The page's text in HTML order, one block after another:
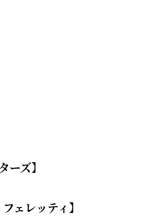
ズ】
ェレッティ】